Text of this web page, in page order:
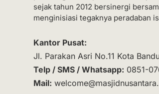
sejak tahun 2012 bersinergi
menginisiasi tegaknya peradaban
Kantor Pusat:
Jl. Parakan Asri No.11 Kota
Telp / SMS / Whatsapp: 0851-
Mail: